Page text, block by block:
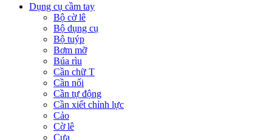
Dụng cụ cầm tay
Bộ cờ lê
Bộ dụng cụ
Bộ tuýp
Bơm mỡ
Búa rìu
Cần chữ T
Cần nối
Cần tự động
Cần xiết chỉnh lực
Cảo
Cờ lê
Cưa